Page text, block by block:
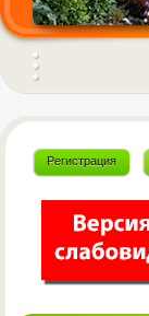
Регистрация